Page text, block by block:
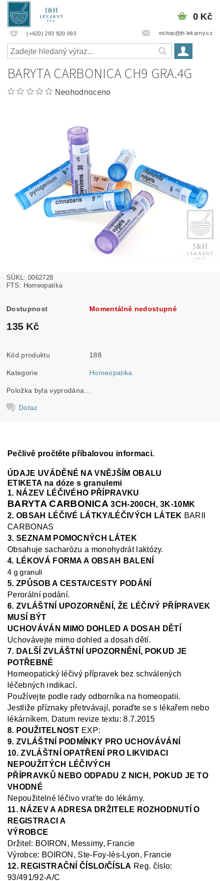
(+420) 283 920 093 eshop@jh-lekarny.cz
0 Kč
BARYTA CARBONICA CH9 GRA.4G
Neohodnoceno
SÚKL: 0062728
FTS: Homeopatika
Dostupnost Momentálně nedostupné
135 Kč
Kód produktu 188
Kategorie Homeopatika
Položka byla vyprodána...
Dotaz
Pečlivě pročtěte příbalovou informaci.
ÚDAJE UVÁDĚNÉ NA VNĚJŠÍM OBALU
ETIKETA na dóze s granulemi
1. NÁZEV LÉČIVÉHO PŘÍPRAVKU
BARYTA CARBONICA3CH-200CH, 3K-10MK
2. OBSAH LÉČIVÉ LÁTKY/LÉČIVÝCH LÁTEK BARII
CARBONAS
3. SEZNAM POMOCNÝCH LÁTEK
Obsahuje sacharózu a monohydrát laktózy.
4. LÉKOVÁ FORMA A OBSAH BALENÍ
4 g granulí
5. ZPŮSOB A CESTA/CESTY PODÁNÍ
Perorální podání.
6. ZVLÁŠTNÍ UPOZORNĚNÍ, ŽE LÉČIVÝ PŘÍPRAVEK
MUSÍ BÝT
UCHOVÁVÁN MIMO DOHLED A DOSAH DĚTÍ
Uchovávejte mimo dohled a dosah dětí.
7. DALŠÍ ZVLÁŠTNÍ UPOZORNĚNÍ, POKUD JE
POTŘEBNÉ
Homeopatický léčivý přípravek bez schválených
léčebných indikací.
Používejte podle rady odborníka na homeopatii.
Jestliže příznaky přetrvávají, poraďte se s lékařem nebo
lékárníkem. Datum revize textu: 8.7.2015
8. POUŽITELNOST EXP:
9. ZVLÁŠTNÍ PODMÍNKY PRO UCHOVÁVÁNÍ
10. ZVLÁŠTNÍ OPATŘENÍ PRO LIKVIDACI
NEPOUŽITÝCH LÉČIVÝCH
PŘÍPRAVKŮ NEBO ODPADU Z NICH, POKUD JE TO
VHODNÉ
Nepoužitelné léčivo vraťte do lékárny.
11. NÁZEV A ADRESA DRŽITELE ROZHODNUTÍ O
REGISTRACI A
VÝROBCE
Držitel : BOIRON, Messimy, Francie
Výrobce: BOIRON, Ste-Foy- lès-Lyon, Francie
12. REGISTRAČNÍ ČÍSLO/ČÍSLA Reg. číslo:
93/491/92-A/C